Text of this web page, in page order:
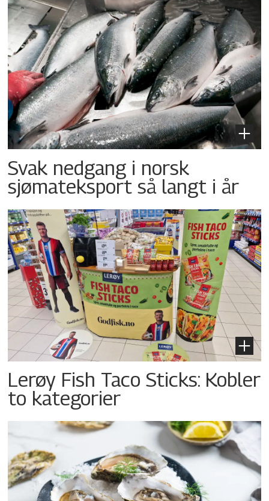
Svak nedgang i norsk
sjømateksport så langt i år
Lerøy Fish Taco Sticks: Kobler
to kategorier